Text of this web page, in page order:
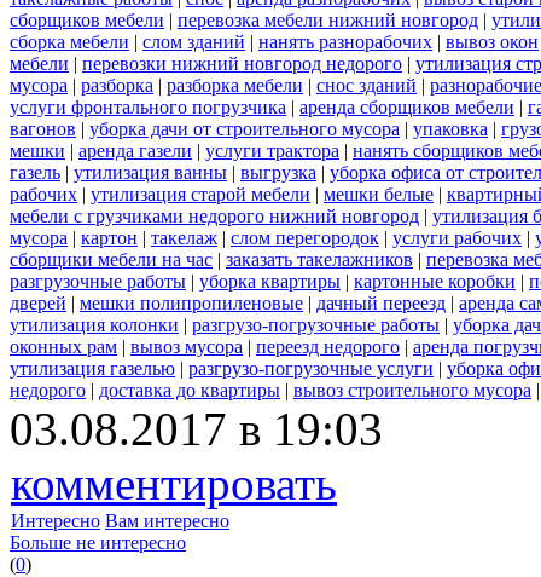
сборщиков мебели | перевозка мебели нижний новгород |
сборка мебели | слом зданий | нанять разнорабочих | вывоз окон
мебели | перевозки нижний новгород недорого | утилизация
мусора | разборка | разборка мебели | снос зданий |
услуги фронтального погрузчика | аренда сборщиков мебели |
вагонов | уборка дачи от строительного мусора | упаковка |
мешки | аренда газели | услуги трактора | нанять сборщиков
газель | утилизация ванны | выгрузка | уборка офиса от
рабочих | утилизация старой мебели | мешки белые |
мебели с грузчиками недорого нижний новгород | утилизация
мусора | картон | такелаж | слом перегородок | услуги рабочих |
сборщики мебели на час | заказать такелажников | перевозка
разгрузочные работы | уборка квартиры | картонные коробки |
дверей | мешки полипропиленовые | дачный переезд | аренда
утилизация колонки | разгрузо-погрузочные работы | уборка
оконных рам | вывоз мусора | переезд недорого | аренда
утилизация газелью | разгрузо-погрузочные услуги | уборка
недорого | доставка до квартиры | вывоз строительного мусора
03.08.2017 в 19:03
комментировать
Интересно Вам интересно
Больше не интересно
(0)